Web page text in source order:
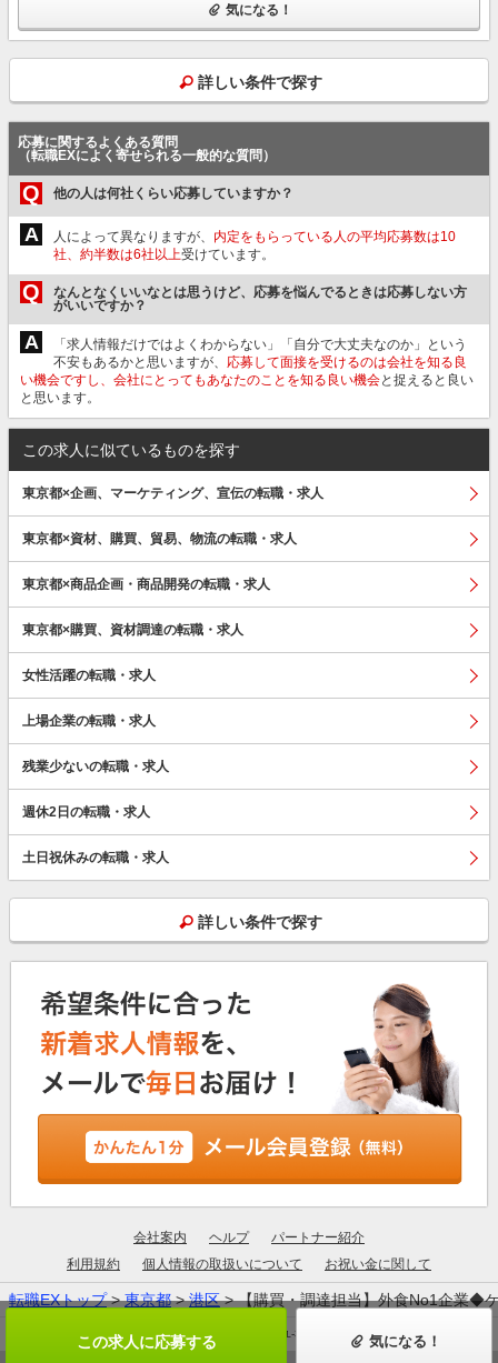
この求人に応募する 気になる！
気になる！
詳しい条件で探す
応募に関するよくある質問
（転職EXによく寄せられる一般的な質問）
Q 他の人は何社くらい応募していますか？
A 人によって異なりますが、 内定をもらっている人の平均応募数は10
社、約半数は6社以上受けています。
Q
なんとなくいいなとは思うけど、応募を悩んでるときは応募しない方
がいいですか？
A
「求人情報だけではよくわからない」「自分で大丈夫なのか」という
不安もあるかと思いますが、 応募して面接を受けるのは会社を知る良
い機会ですし、会社にとってもあなたのことを知る良い機会と捉えると良い
と思います。
この求人に似ているものを探す
東京都×企画、マーケティング、宣伝の転職・求人
東京都×資材、購買、貿易、物流の転職・求人
東京都×商品企画・商品開発の転職・求人
東京都×購買、資材調達の転職・求人
女性活躍の転職・求人
上場企業の転職・求人
残業少ないの転職・求人
週休2日の転職・求人
土日祝休みの転職・求人
詳しい条件で探す
会社案内 ヘルプ
パートナー紹介
利用規約
個人情報の取扱いについて お祝い金に関して
転職EXトップ>東京都>港区> 【購買・調達担当】外食No1企業◆
厚生労働大臣許可：13-ユ-305190